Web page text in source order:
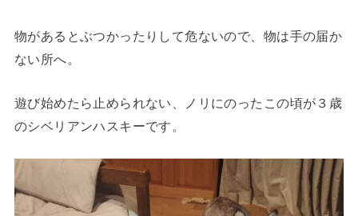
物があるとぶつかったりして危ないので、物は手の届か
ない所へ。
遊び始めたら止められない、ノリにのったこの頃が３歳
のシベリアンハスキーです。